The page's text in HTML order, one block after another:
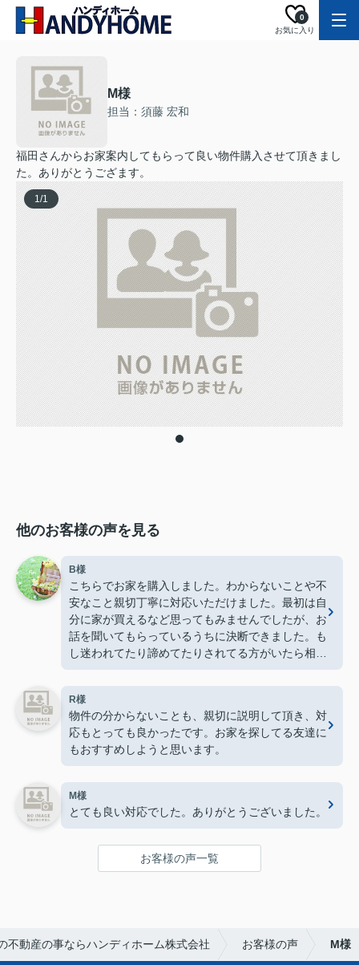
お気に入り
0
M様
担当：須藤 宏和
福田さんからお家案内してもらって良い物件購入させて頂きまし
た。ありがとうござます。
1/1
他のお客様の声を見る
B様
こちらでお家を購入しました。わからないことや不
安なこと親切丁寧に対応いただけました。最初は自
分に家が買えるなど思ってもみませんでしたが、お
話を聞いてもらっているうちに決断できました。も
し迷われてたり諦めてたりされてる方がいたら相談
だけでもしてみてもいいと思います。
R様
物件の分からないことも、親切に説明して頂き、対
応もとっても良かったです。お家を探してる友達に
もおすすめしようと思います。
M様
とても良い対応でした。ありがとうございました。
お客様の声一覧
不動産の事ならハンディホーム株式会社 お客様の声 M様